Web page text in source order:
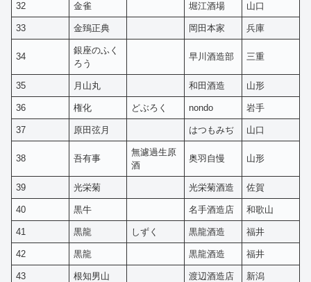
32 金雀 堀江酒場 山口
33 金鵄正典 岡田本家 兵庫
34
銀座のふく
ろう
早川酒造部 三重
35 月山丸 和田酒造 山形
36 権化 どぶろく nondo 岩手
37 原田弦月 はつもみぢ 山口
38 吾有事
無濾過生原
酒
奥羽自慢 山形
39 光栄菊 光栄菊酒造 佐賀
40 黒牛 名手酒造店 和歌山
41 黒龍 しずく 黒龍酒造 福井
42 黒龍 黒龍酒造 福井
43 根知男山 渡辺酒造店 新潟